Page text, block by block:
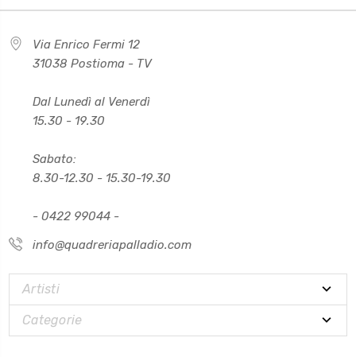
Via Enrico Fermi 12
31038 Postioma - TV
Dal Lunedì al Venerdì
15.30 - 19.30
Sabato:
8.30-12.30 - 15.30-19.30
- 0422 99044 -
info@quadreriapalladio.com
Artisti
Categorie